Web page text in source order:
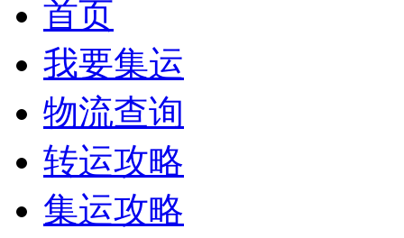
首页
我要集运
物流查询
转运攻略
集运攻略